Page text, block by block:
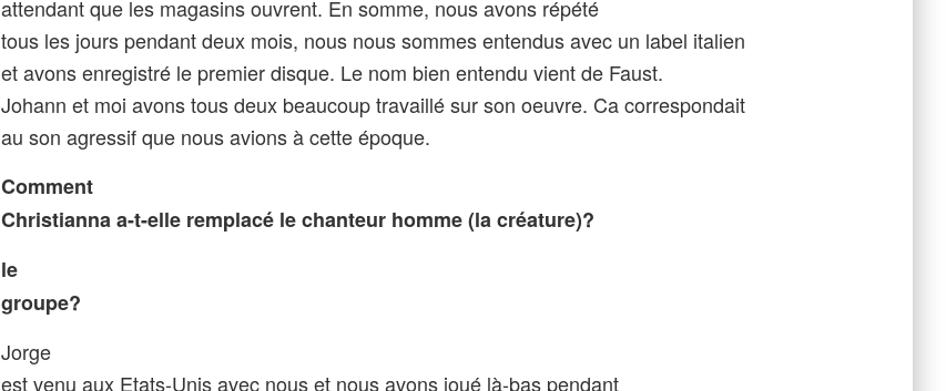
attendant que les magasins ouvrent. En somme, nous avons répété
tous les jours pendant deux mois, nous nous sommes entendus avec un label italien
et avons enregistré le premier disque. Le nom bien entendu vient de Faust.
Johann et moi avons tous deux beaucoup travaillé sur son oeuvre. Ca correspondait
au son agressif que nous avions à cette époque.
Comment
Christianna a-t-elle remplacé le chanteur homme (la créature)?
le
groupe?
Jorge
est venu aux Etats-Unis avec nous et nous avons joué là-bas pendant